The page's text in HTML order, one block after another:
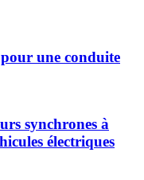
une conduite
synchrones à
électriques